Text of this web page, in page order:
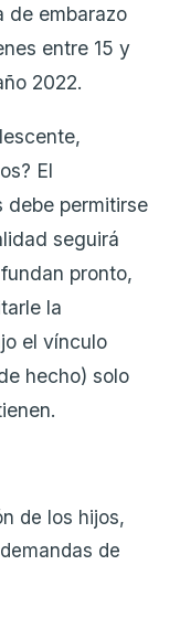
de embarazo
entre 15 y
2022.
El
debe permitirse
seguirá
pronto,
la
el vínculo
hecho) solo
de los hijos,
de